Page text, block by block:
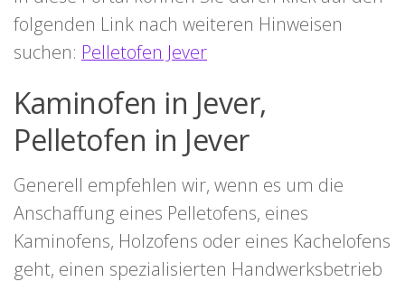
folgenden Link nach weiteren Hinweisen
suchen: Pelletofen Jever
Kaminofen in Jever,
Pelletofen in Jever
Generell empfehlen wir, wenn es um die
Anschaffung eines Pelletofens, eines
Kaminofens, Holzofens oder eines Kachelofens
geht, einen spezialisierten Handwerksbetrieb